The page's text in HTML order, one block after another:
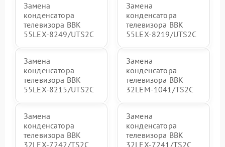
Замена
конденсатора
телевизора BBK
55LEX-8249/UTS2C
Замена
конденсатора
телевизора BBK
55LEX-8219/UTS2C
Замена
конденсатора
телевизора BBK
55LEX-8215/UTS2C
Замена
конденсатора
телевизора BBK
32LEM-1041/TS2C
Замена
конденсатора
телевизора BBK
32LEX-7242/TS2C
Замена
конденсатора
телевизора BBK
32LEX-7241/TS2C